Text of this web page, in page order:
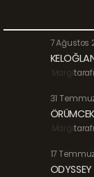
7 Ağustos
Margi
31
Margi
17
ODYSSEY